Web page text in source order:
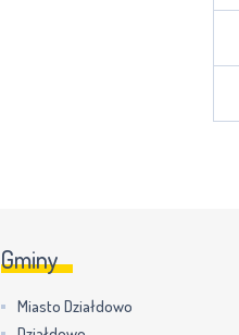
Gminy
Miasto Działdowo